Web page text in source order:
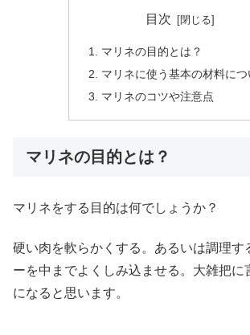
目次
マリネの目的とは？
マリネに使う基本の材料につ
マリネのコツや注意点
マリネの目的とは？
マリネをする目的は何でしょうか？
硬い肉を軟らかくする。あるいは調理す
ーを中までよくしみ込ませる。大雑把に
になると思います。